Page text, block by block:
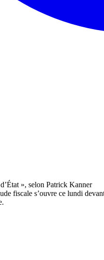
fiscale s’ouvre ce lundi